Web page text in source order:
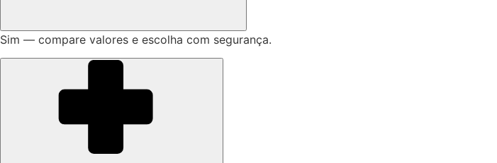
Sim — compare valores e escolha com segurança.